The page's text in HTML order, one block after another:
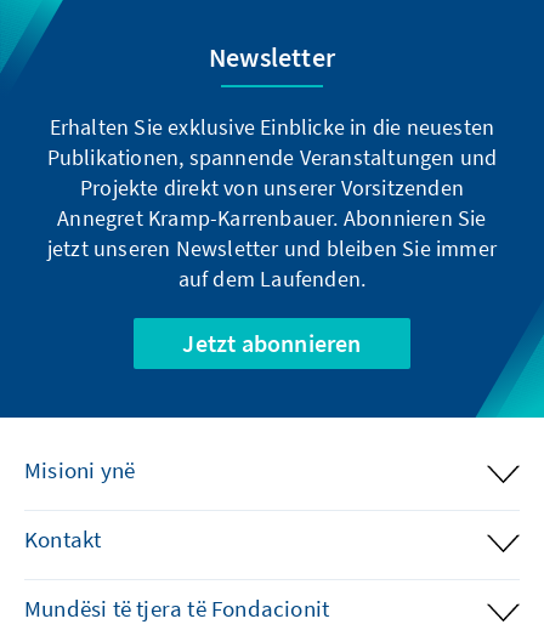
Newsletter
Erhalten Sie exklusive Einblicke in die neuesten
Publikationen, spannende Veranstaltungen und
Projekte direkt von unserer Vorsitzenden
Annegret Kramp-Karrenbauer. Abonnieren Sie
jetzt unseren Newsletter und bleiben Sie immer
auf dem Laufenden.
Jetzt abonnieren
Misioni ynë
Kontakt
Mundësi të tjera të Fondacionit